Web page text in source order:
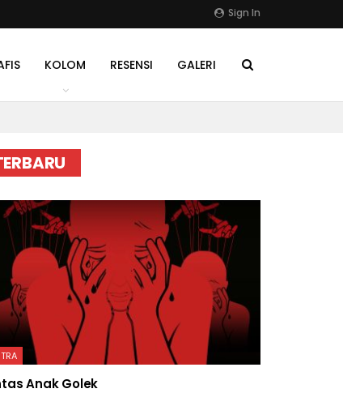
Sign In
KOLOM RESENSI GALERI
Anak Golek